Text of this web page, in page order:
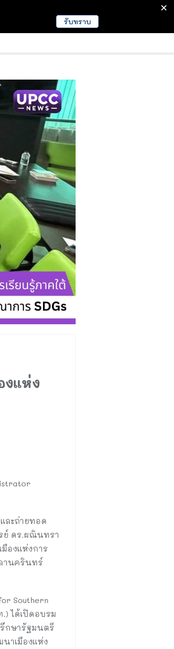
EDUCATION NEWS
งแห่ง
ละถ่ายทอด
ย์ ดร.ผณินทรา
องแห่งการ
านครินทร์
Southern
ได้เปิดอบรม
กษารัฐมนตรี
าเมืองแห่ง
รับทราบ